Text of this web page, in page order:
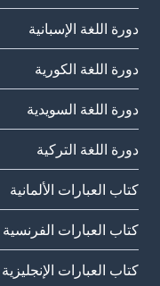
دورة اللغة الإسبانية
دورة اللغة الكورية
دورة اللغة السويدية
دورة اللغة التركية
كتاب العبارات الألمانية
كتاب العبارات الفرنسية
كتاب العبارات